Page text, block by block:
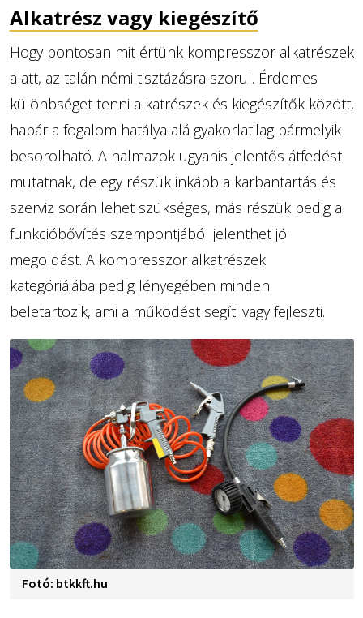
Alkatrész vagy kiegészítő
Hogy pontosan mit értünk kompresszor alkatrészek
alatt, az talán némi tisztázásra szorul. Érdemes
különbséget tenni alkatrészek és kiegészítők között,
habár a fogalom hatálya alá gyakorlatilag bármelyik
besorolható. A halmazok ugyanis jelentős átfedést
mutatnak, de egy részük inkább a karbantartás és
szerviz során lehet szükséges, más részük pedig a
funkcióbővítés szempontjából jelenthet jó
megoldást. A kompresszor alkatrészek
kategóriájába pedig lényegében minden
beletartozik, ami a működést segíti vagy fejleszti.
Fotó: btkkft.hu